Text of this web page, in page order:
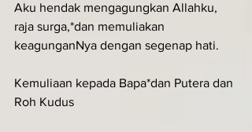
Aku hendak mengagungkan Allahku,
raja surga,*dan memuliakan
keagunganNya dengan segenap hati.
Kemuliaan kepada Bapa*dan Putera dan
Roh Kudus